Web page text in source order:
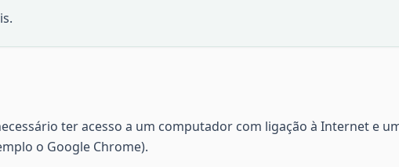
ter acesso a um computador com ligação à Internet e
o Google Chrome).